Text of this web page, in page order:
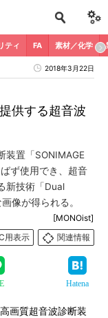
ティ FA 素材／化学
2018年3月22日
供する超音波
装置「SONIMAGE
ず使用でき、超音
新技術「Dual
像が得られる。
[MONOist]
用表示
関連情報
Hatena
画質超音波診断装